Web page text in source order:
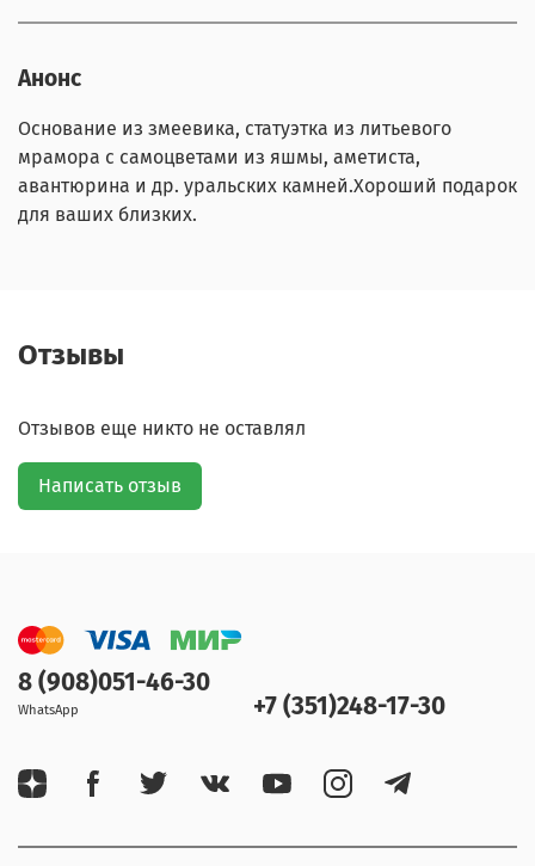
Анонс
Основание из змеевика, статуэтка из литьевого
мрамора с самоцветами из яшмы, аметиста,
авантюрина и др. уральских камней.Хороший подарок
для ваших близких.
Отзывы
Отзывов еще никто не оставлял
Написать отзыв
8 (908)051-46-30
WhatsApp +7 (351)248-17-30